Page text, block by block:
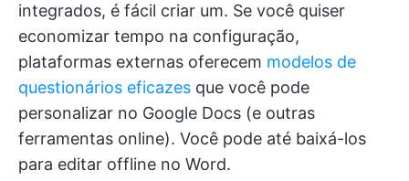
integrados, é fácil criar um. Se você quiser
economizar tempo na configuração,
plataformas externas oferecem modelos de
questionários eficazes que você pode
personalizar no Google Docs (e outras
ferramentas online). Você pode até baixá-los
para editar offline no Word.